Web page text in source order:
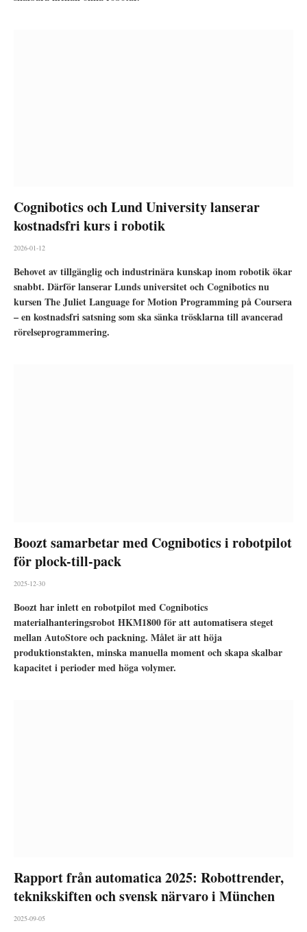
Cognibotics och Lund University lanserar
kostnadsfri kurs i robotik
2026-01-12
Behovet av tillgänglig och industrinära kunskap inom robotik ökar
snabbt. Därför lanserar Lunds universitet och Cognibotics nu
kursen The Juliet Language for Motion Programming på Coursera
– en kostnadsfri satsning som ska sänka trösklarna till avancerad
rörelseprogrammering.
Boozt samarbetar med Cognibotics i robotpilot
för plock-till-pack
2025-12-30
Boozt har inlett en robotpilot med Cognibotics
materialhanteringsrobot HKM1800 för att automatisera steget
mellan AutoStore och packning. Målet är att höja
produktionstakten, minska manuella moment och skapa skalbar
kapacitet i perioder med höga volymer.
Rapport från automatica 2025: Robottrender,
teknikskiften och svensk närvaro i München
2025-09-05